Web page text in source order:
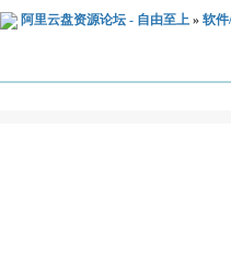
阿里云盘资源论坛 - 自由至上 » 软